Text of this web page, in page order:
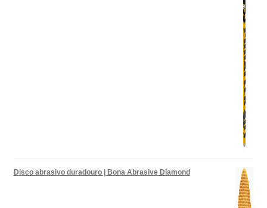
Disco abrasivo duradouro | Bona Abrasive Diamond